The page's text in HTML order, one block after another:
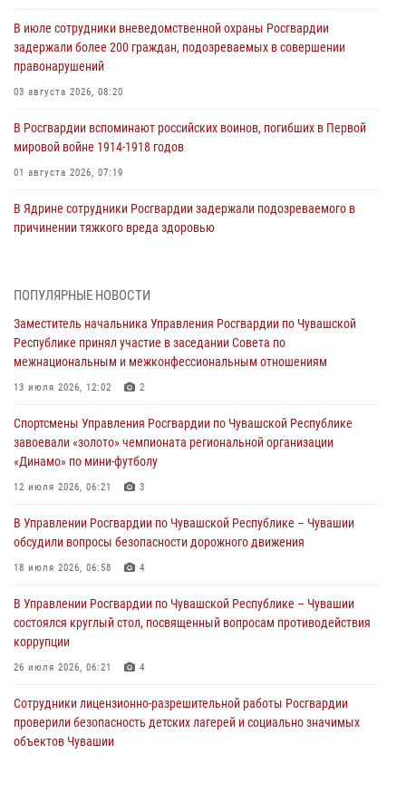
В июле сотрудники вневедомственной охраны Росгвардии
задержали более 200 граждан, подозреваемых в совершении
правонарушений
03 августа 2026, 08:20
В Росгвардии вспоминают российских воинов, погибших в Первой
мировой войне 1914-1918 годов
01 августа 2026, 07:19
В Ядрине сотрудники Росгвардии задержали подозреваемого в
причинении тяжкого вреда здоровью
1 августа – День дежурной службы войск национальной гвардии
Директор Росгвардии Герой России генерал армии Виктор Золотов
поздравил специалистов подразделений тыла с профессиональным
01 августа 2026, 00:01
В Чебоксарах при участии спецназа Росгвардии изъята крупная
партия немаркированной никотиносодержащей продукции (видео)
Сотрудник вневедомственной охраны Росгвардии рассказал
корреспонденту Издательского дома «Хыпар» о службе в ВДВ
ПОПУЛЯРНЫЕ НОВОСТИ
Заместитель начальника Управления Росгвардии по Чувашской
Республике принял участие в заседании Совета по
межнациональным и межконфессиональным отношениям
13 июля 2026, 12:02 2
Спортсмены Управления Росгвардии по Чувашской Республике
завоевали «золото» чемпионата региональной организации
«Динамо» по мини-футболу
12 июля 2026, 06:21 3
В Управлении Росгвардии по Чувашской Республике – Чувашии
обсудили вопросы безопасности дорожного движения
18 июля 2026, 06:58 4
В Управлении Росгвардии по Чувашской Республике – Чувашии
состоялся круглый стол, посвященный вопросам противодействия
коррупции
26 июля 2026, 06:21 4
Сотрудники лицензионно-разрешительной работы Росгвардии
проверили безопасность детских лагерей и социально значимых
объектов Чувашии